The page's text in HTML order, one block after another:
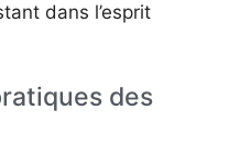
dans l’esprit
des